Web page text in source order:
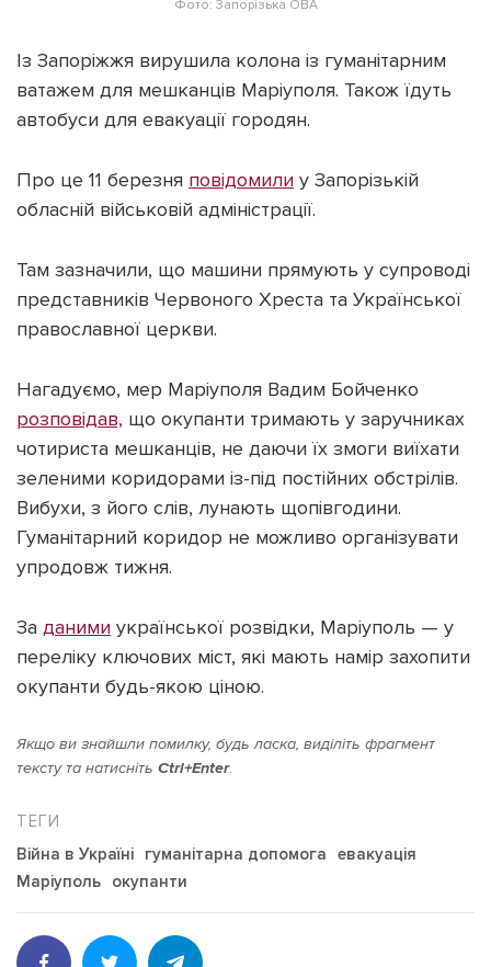
Зв'язатися з нами
[email protected] Реклама на сайті
Наші соц мережі
Фото: Запорізька ОВА
Із Запоріжжя вирушила колона із гуманітарним
ватажем для мешканців Маріуполя. Також їдуть
автобуси для евакуації городян.
Про це 11 березня повідомили у Запорізькій
обласній військовій адміністрації.
Там зазначили, що машини прямують у супроводі
представників Червоного Хреста та Української
православної церкви.
Нагадуємо, мер Маріуполя Вадим Бойченко
розповідав, що окупанти тримають у заручниках
чотириста мешканців, не даючи їх змоги виїхати
зеленими коридорами із-під постійних обстрілів.
Вибухи, з його слів, лунають щопівгодини.
Гуманітарний коридор не можливо організувати
упродовж тижня.
За даними української розвідки, Маріуполь — у
переліку ключових міст, які мають намір захопити
окупанти будь-якою ціною.
Якщо ви знайшли помилку, будь ласка, виділіть фрагмент
тексту та натисніть Ctrl+Enter.
Війна в Україні гуманітарна допомога
евакуація
Маріуполь
окупанти